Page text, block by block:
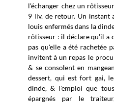
l'échanger chez un
9 liv. de retour. Un instant
louis enfermés dans la
rôtisseur : il déclare qu'il a
pas qu'elle a été rachetée
invitent à un repas le
& se consolent en
dessert, qui est fort gai,
dinde, & l'emploi que
épargnés par le